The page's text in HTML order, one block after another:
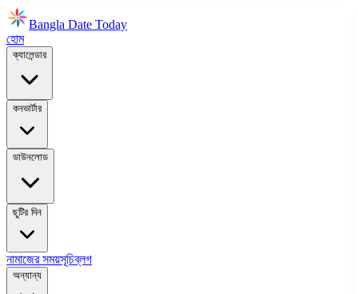
Bangla Date Today
হোম
ক্যালেন্ডার
কনভার্টার
ডাউনলোড
ছুটির দিন
নামাজের সময়সূচিব্লগ
অন্যান্য